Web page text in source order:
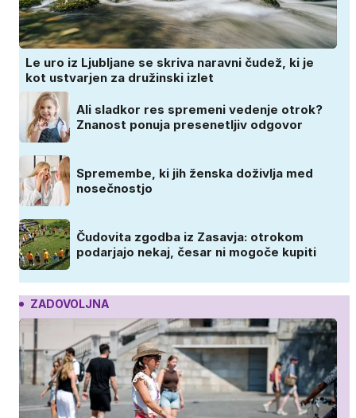
Le uro iz Ljubljane se skriva naravni čudež, ki je
kot ustvarjen za družinski izlet
Ali sladkor res spremeni vedenje otrok?
Znanost ponuja presenetljiv odgovor
Spremembe, ki jih ženska doživlja med
nosečnostjo
Čudovita zgodba iz Zasavja: otrokom
podarjajo nekaj, česar ni mogoče kupiti
ZADOVOLJNA